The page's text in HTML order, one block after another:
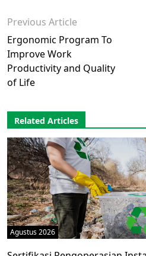
Previous Article
Ergonomic Program To
Improve Work
Productivity and Quality
of Life
Related Articles
Agustus 2026